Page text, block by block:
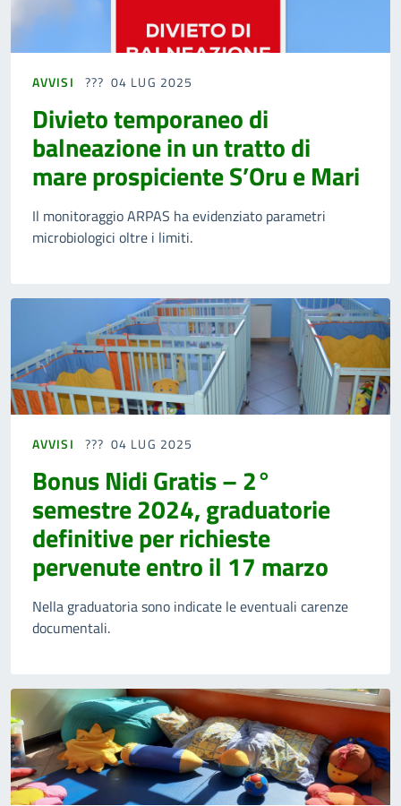
AVVISI 04 LUG 2025
Divieto temporaneo di
balneazione in un tratto di
mare prospiciente S’Oru e Mari
Il monitoraggio ARPAS ha evidenziato parametri
microbiologici oltre i limiti.
AVVISI 04 LUG 2025
Bonus Nidi Gratis – 2°
semestre 2024, graduatorie
definitive per richieste
pervenute entro il 17 marzo
Nella graduatoria sono indicate le eventuali carenze
documentali.